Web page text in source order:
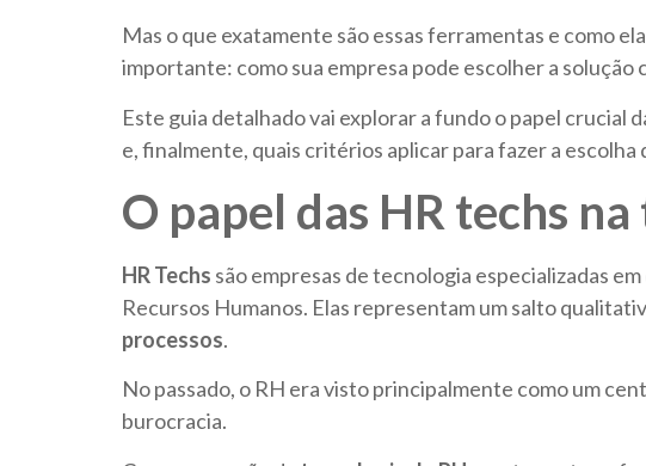
Mas o que exatamente são essas ferramentas e como
importante: como sua empresa pode escolher a solução
Este guia detalhado vai explorar a fundo o papel crucial
e, finalmente, quais critérios aplicar para fazer a
O papel das HR techs
HR Techs são empresas de tecnologia especializadas
Recursos Humanos. Elas representam um salto
processos.
No passado, o RH era visto principalmente como um
burocracia.